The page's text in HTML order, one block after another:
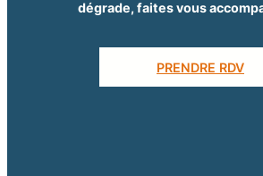
dégrade, faites vous
PRENDRE RDV